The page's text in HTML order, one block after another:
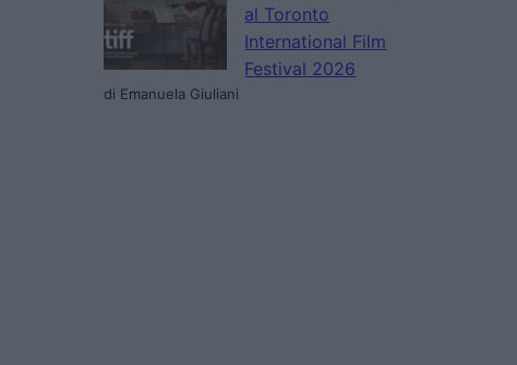
al Toronto
International Film
Festival 2026
di Emanuela Giuliani